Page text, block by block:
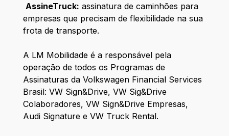
AssineTruck: assinatura de caminhões para
empresas que precisam de flexibilidade na sua
frota de transporte.
A LM Mobilidade é a responsável pela
operação de todos os Programas de
Assinaturas da Volkswagen Financial Services
Brasil: VW Sign&Drive, VW Sig&Drive
Colaboradores, VW Sign&Drive Empresas,
Audi Signature e VW Truck Rental.